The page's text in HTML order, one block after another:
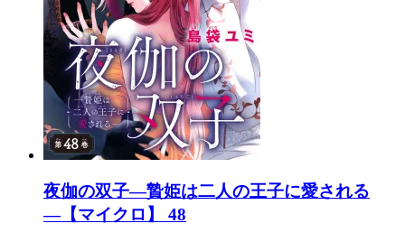
夜伽の双子―贄姫は二人の王子に愛される
―【マイクロ】 48